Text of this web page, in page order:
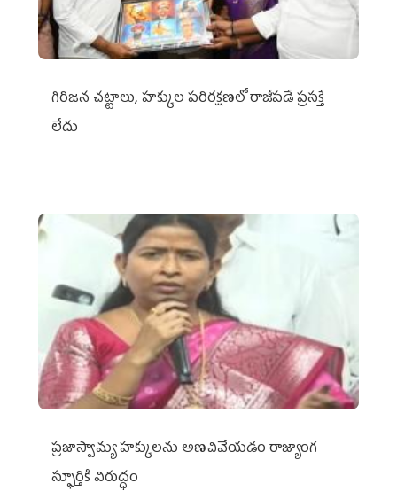
గిరిజన చట్టాలు, హక్కుల పరిరక్షణలో రాజీపడే ప్రసక్తే
లేదు
ప్రజాస్వామ్య హక్కులను అణచివేయడం రాజ్యాంగ
స్ఫూర్తికి విరుద్ధం